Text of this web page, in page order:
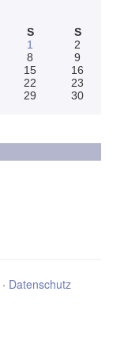
S
S
1
2
8
9
15
16
22
23
29
30
· Datenschutz